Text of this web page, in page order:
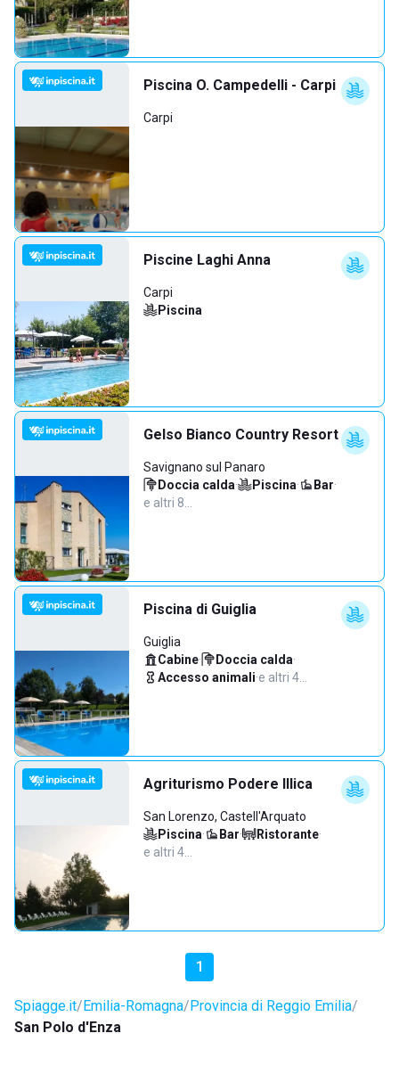
Piscina O. Campedelli - Carpi
Carpi
Piscine Laghi Anna
Carpi
Piscina
Gelso Bianco Country Resort
Savignano sul Panaro
Doccia calda· Piscina· Bar·
e altri 8…
Piscina di Guiglia
Guiglia
Cabine· Doccia calda·
Accesso animali·e altri 4…
Agriturismo Podere Illica
San Lorenzo, Castell'Arquato
Piscina· Bar· Ristorante·
e altri 4…
1
Spiagge.it Emilia-Romagna Provincia di Reggio Emilia
San Polo d'Enza